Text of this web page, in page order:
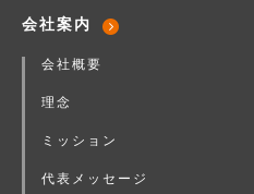
会社案内
会社概要
理念
ミッション
代表メッセージ